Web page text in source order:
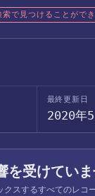
で見つけることがで
最終更新日
2020年
を受けてい
クスするすべてのレコ